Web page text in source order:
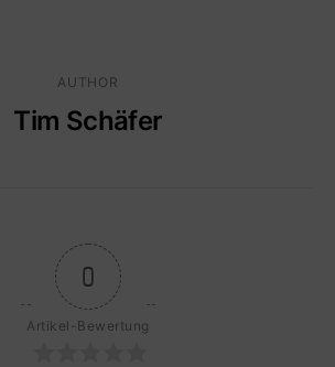
AUTHOR
Tim Schäfer
0
Artikel-Bewertung